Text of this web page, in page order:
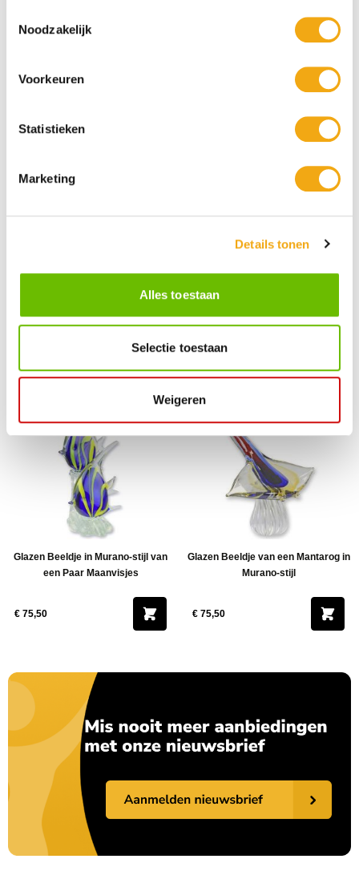
Noodzakelijk
Voorkeuren
Statistieken
Marketing
Details tonen
Alles toestaan
Selectie toestaan
Weigeren
Bulldog in Murano-stijl
Hoogte 29.7
Glazen Beeldje in Murano-stijl van
een Paar Maanvisjes
€ 75,50
Glazen Beeldje van een Mantarog in
Murano-stijl
€ 75,50